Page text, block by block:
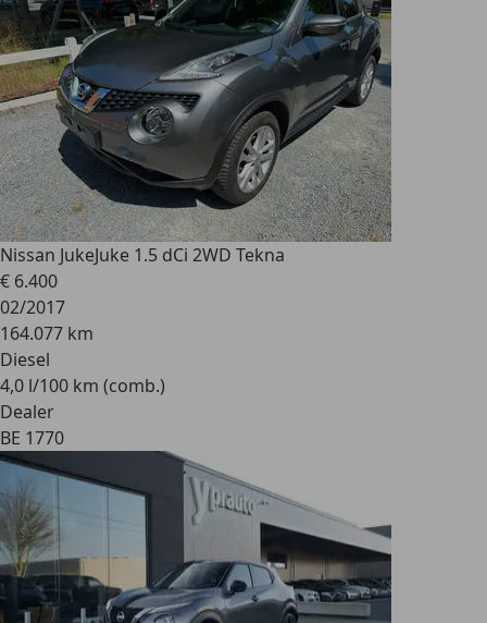
Nissan JukeJuke 1.5 dCi 2WD Tekna
€ 6.400
02/2017
164.077 km
Diesel
4,0 l/100 km (comb.)
Dealer
BE 1770